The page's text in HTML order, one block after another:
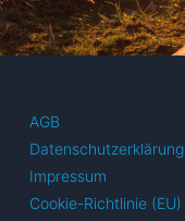
AGB
Datenschutzerklärung
Impressum
Cookie-Richtlinie (EU)